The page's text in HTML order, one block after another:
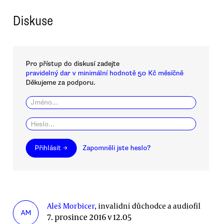
Diskuse
Pro přístup do diskusí zadejte
pravidelný dar v minimální hodnotě 50 Kč měsíčně
Děkujeme za podporu.
Přihlásit → Zapomněli jste heslo?
AM
Aleš Morbicer, invalidní důchodce a audiofil
7. prosince 2016 v 12.05